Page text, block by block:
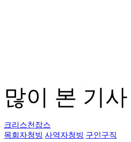
많이 본 기사
크리스천잡스
목회자청빙 사역자청빙 구인구직